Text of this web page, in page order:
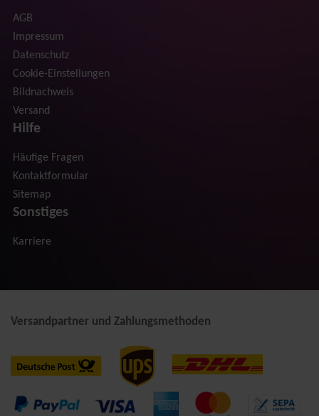
AGB
Impressum
Datenschutz
Cookie-Einstellungen
Bildnachweis
Versand
Hilfe
Häufige Fragen
Kontaktformular
Sitemap
Sonstiges
Karriere
Versandpartner und Zahlungsmethoden